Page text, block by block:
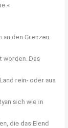
an den Grenzen
worden. Das
rein- oder aus
sich wie in
die das Elend